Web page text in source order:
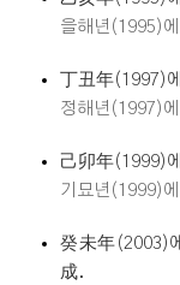
을해년(1995)
丁丑年(1997)
정해년(1997)
己卯年(1999)
기묘년(1999)
癸未年(2003)
成.